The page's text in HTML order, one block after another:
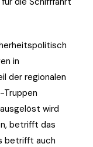
in
der regionalen
Truppen
wird
betrifft das
betrifft auch